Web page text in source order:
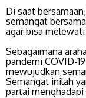
Di saat
semangat
agar bisa
Sebagaimana
pandemi COVID-
mewujudkan
Semangat inilah
partai